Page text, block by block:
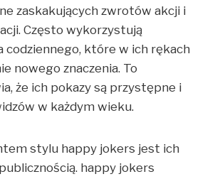
zaskakujących zwrotów akcji i
Często wykorzystują
codziennego, które w ich rękach
nowego znaczenia. To
że ich pokazy są przystępne i
w każdym wieku.
stylu happy jokers jest ich
happy jokers